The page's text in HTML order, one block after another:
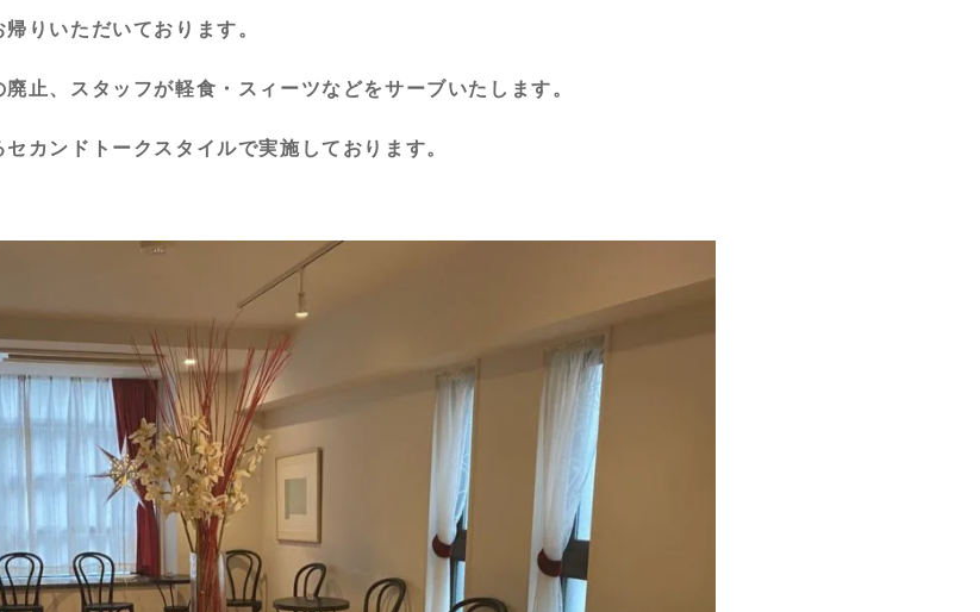
りいただいております。
止、スタッフが軽食・スィーツなどをサーブいたします。
カンドトークスタイルで実施しております。